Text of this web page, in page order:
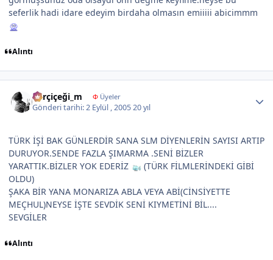
seferlik hadi idare edeyim birdaha olmasın emiiiii abicimmm
Alıntı
karçiçeği_m ΦÜyeler
Gönderi tarihi:2 Eylül , 200520 yıl
TÜRK İŞİ BAK GÜNLERDİR SANA SLM DİYENLERİN SAYISI ARTIP
DURUYOR.SENDE FAZLA ŞIMARMA .SENİ BİZLER
YARATTIK.BİZLER YOK EDERİZ
(TÜRK FİLMLERİNDEKİ GİBİ
OLDU)
ŞAKA BİR YANA MONARIZA ABLA VEYA ABİ(CİNSİYETTE
MEÇHUL)NEYSE İŞTE SEVDİK SENİ KIYMETİNİ BİL....
SEVGİLER
Alıntı